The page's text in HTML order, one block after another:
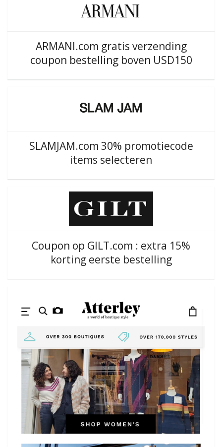
ARMANI.com gratis verzending
coupon bestelling boven USD150
SLAMJAM.com 30% promotiecode
items selecteren
Coupon op GILT.com : extra 15%
korting eerste bestelling